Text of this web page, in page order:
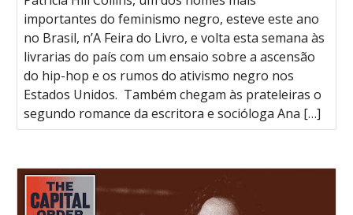
importantes do feminismo negro, esteve este ano
no Brasil, n’A Feira do Livro, e volta esta semana às
livrarias do país com um ensaio sobre a ascensão
do hip-hop e os rumos do ativismo negro nos
Estados Unidos. Também chegam às prateleiras o
segundo romance da escritora e socióloga Ana […]